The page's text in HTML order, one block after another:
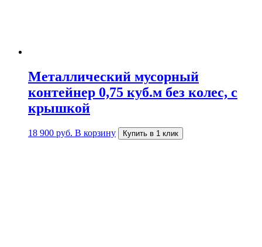
Металлический мусорный
контейнер 0,75 куб.м без колес, с
крышкой
18 900 руб. В корзину Купить в 1 клик